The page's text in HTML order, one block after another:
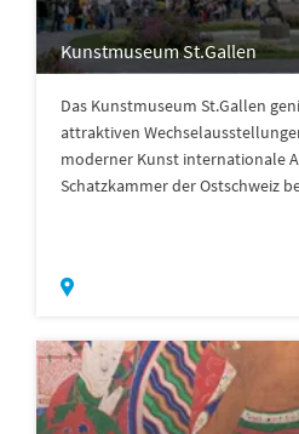
Kunstmuseum St.Gallen
Das Kunstmuseum St.Gallen
attraktiven
moderner Kunst internationale
Schatzkammer der Ostschweiz